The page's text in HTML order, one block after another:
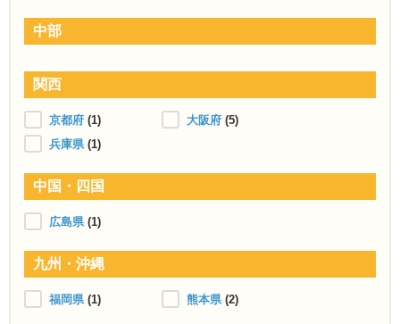
中部
関西
京都府 (1) 大阪府 (5)
兵庫県 (1)
中国・四国
広島県 (1)
九州・沖縄
福岡県 (1) 熊本県 (2)